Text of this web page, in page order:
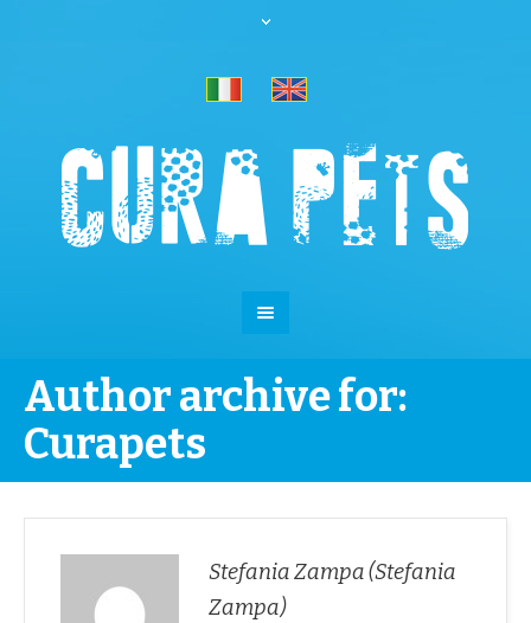
Author archive for:
Curapets
Stefania Zampa (Stefania
Zampa)